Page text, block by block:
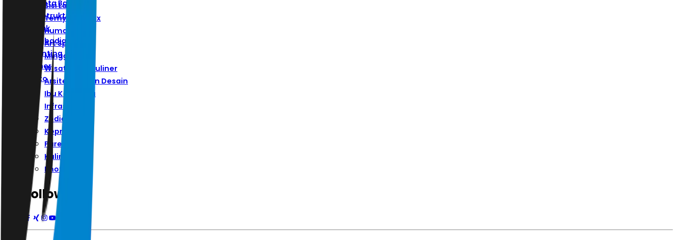
Ibu Kota Baru
Infrastruktur
Zodiak
Kepribadian
Parenting
Kuliner
Photo
Sisi Lain
Ternyata Hoax
Humaniora
Art Space
Minggu
Wisata Dan Kuliner
Arsitektur Dan Desain
Ibu Kota Baru
Infrastruktur
Zodiak
Kepribadian
Parenting
Kuliner
Photo
Follow Us